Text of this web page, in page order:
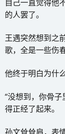
自己一直觉得他
的人罢了。
王遇突然想到之
歌，全是一些伤
他终于明白为什
“没想到，你骨
得正经了起来。
孙文耸耸肩，表